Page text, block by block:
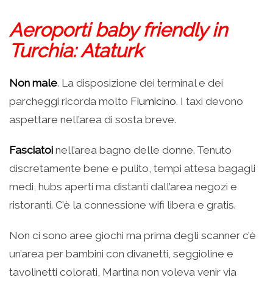
Aeroporti baby friendly in
Turchia: Ataturk
Non male. La disposizione dei terminal e dei
parcheggi ricorda molto Fiumicino. I taxi devono
aspettare nell’area di sosta breve.
Fasciatoi nell’area bagno delle donne. Tenuto
discretamente bene e pulito, tempi attesa bagagli
medi, hubs aperti ma distanti dall’area negozi e
ristoranti. C’è la connessione wifi libera e gratis.
Non ci sono aree giochi ma prima degli scanner c’è
un’area per bambini con divanetti, seggioline e
tavolinetti colorati, Martina non voleva venir via